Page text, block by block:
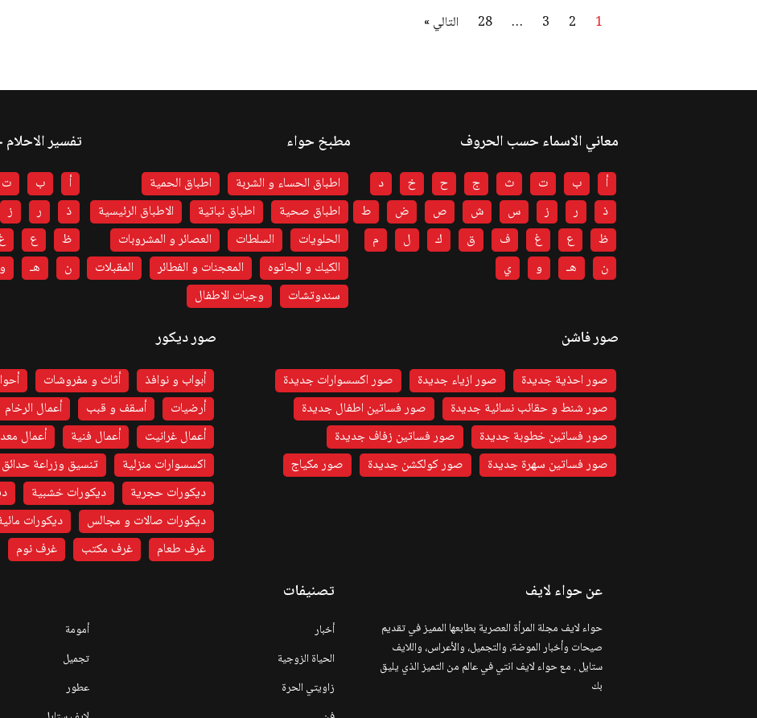
1
2
3
…
28 التالي »
معاني الاسماء حسب الحروف
أ ب ت ث ج ح خ
د
ذ
ر ز س ش ص ض
ط
ظ
ع غ ف ق ك ل
م
ن
هـ و ي
مطبخ حواء
اطباق الحساء و الشربة
اطباق الحمية
اطباق صحية
اطباق نباتية
الاطباق الرئيسية
الحلويات
السلطات
العصائر و المشروبات
الكيك و الجاتوه
المعجنات و الفطائر
المقبلات
سندوتشات
وجبات الاطفال
تفسير
أ ب ت
ذ
ر ز
ظ
ع
ن
هـ و
صور فاشن
صور احذية جديدة صور ازياء جديدة
صور اكسسوارات جديدة
صور شنط و حقائب نسائية جديدة
صور فساتين اطفال جديدة
صور فساتين خطوبة جديدة
صور فساتين زفاف جديدة
صور فساتين سهرة جديدة
صور كولكشن جديدة صور مكياج
صور ديكور
أبواب و نوافذ أثاث و مفروشات
أرضيات
أسقف و قبب أعمال الرخام
أعمال غرانيت
أعمال فنية أعمال
اكسسوارات منزلية
تنسيق وزراعة حدائق
ديكورات حجرية
ديكورات خشبية
ديكورات صالات و مجالس
ديكورات
غرف طعام
غرف مكتب غرف نوم
عن حواء لايف
حواء لايف مجلة المرأة العصرية بطابعها المميز في تقديم
صيحات وأخبار الموضة، والتجميل، والأعراس، واللايف
ستايل . مع حواء لايف انتي في عالم من التميز الذي يليق
بك
تصنيفات
أخبار
أمومة
الحياة الزوجية
تجميل
زاويتي الحرة
عطور